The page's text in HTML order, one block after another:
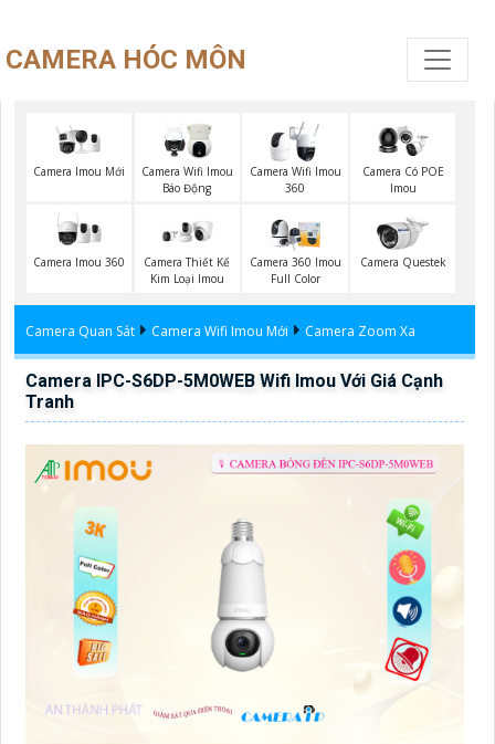
CAMERA HÓC MÔN
Camera Imou Mới
Camera Wifi Imou
Báo Động
Camera Wifi Imou
360
Camera Có POE
Imou
Camera Imou 360
Camera Thiết Kế
Kim Loại Imou
Camera 360 Imou
Full Color
Camera Questek
Camera Quan Sát Camera Wifi Imou Mới Camera Zoom Xa
Camera IPC-S6DP-5M0WEB Wifi Imou Với Giá Cạnh
Tranh